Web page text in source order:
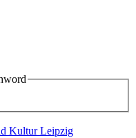
Kultur Leipzig